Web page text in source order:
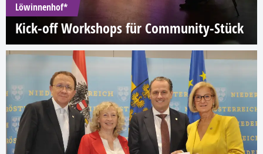
Löwinnenhof*
Kick-off Workshops für Community-Stück